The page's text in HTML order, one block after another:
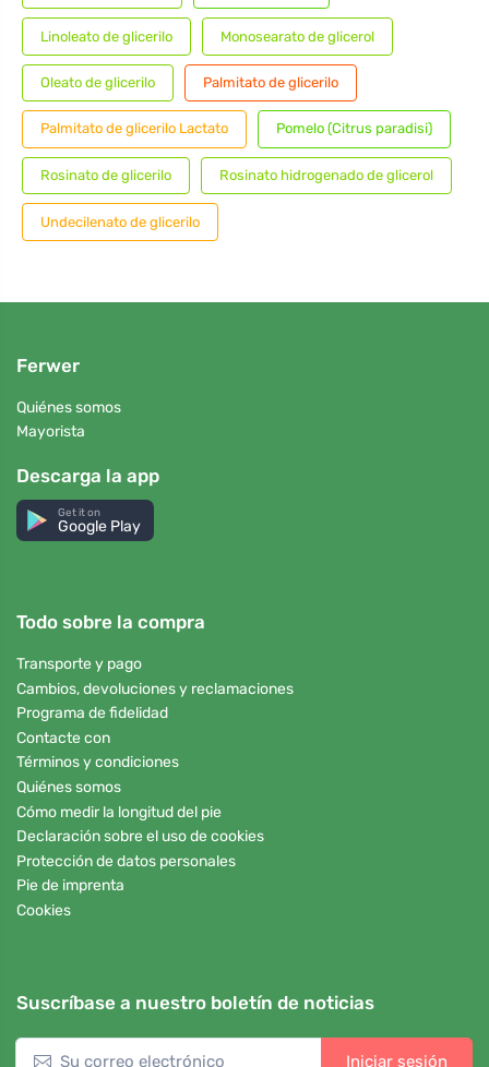
Linoleato de glicerilo Monosearato de glicerol
Oleato de glicerilo Palmitato de glicerilo
Palmitato de glicerilo Lactato Pomelo (Citrus paradisi)
Rosinato de glicerilo Rosinato hidrogenado de glicerol
Undecilenato de glicerilo
Ferwer
Quiénes somos
Mayorista
Descarga la app
Get it on
Google Play
Todo sobre la compra
Transporte y pago
Cambios, devoluciones y reclamaciones
Programa de fidelidad
Contacte con
Términos y condiciones
Quiénes somos
Cómo medir la longitud del pie
Declaración sobre el uso de cookies
Protección de datos personales
Pie de imprenta
Cookies
Suscríbase a nuestro boletín de noticias
Iniciar sesión